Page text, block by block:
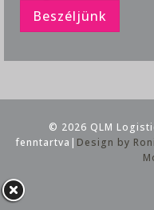
Beszéljünk
© 2026 QLM
fenntartva| Design by